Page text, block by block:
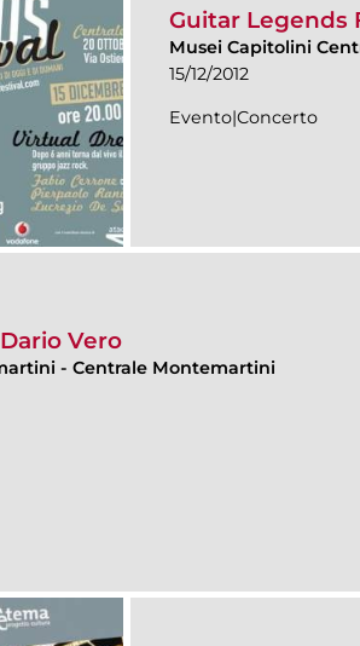
Guitar Legends
Musei Capitolini
15/12/2012
Evento|Concerto
Vero
- Centrale Montemartini